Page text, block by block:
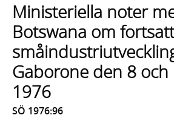
med
sökförslag
Ministeriella noter
Botswana om
Gaborone den 8 och
1976
SÖ 1976:96